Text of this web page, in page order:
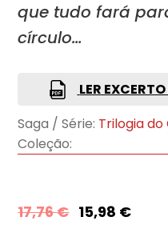
que tudo fará
círculo…
LER
Saga / Série: Trilogia
Coleção:
17,76€ 15,98 €